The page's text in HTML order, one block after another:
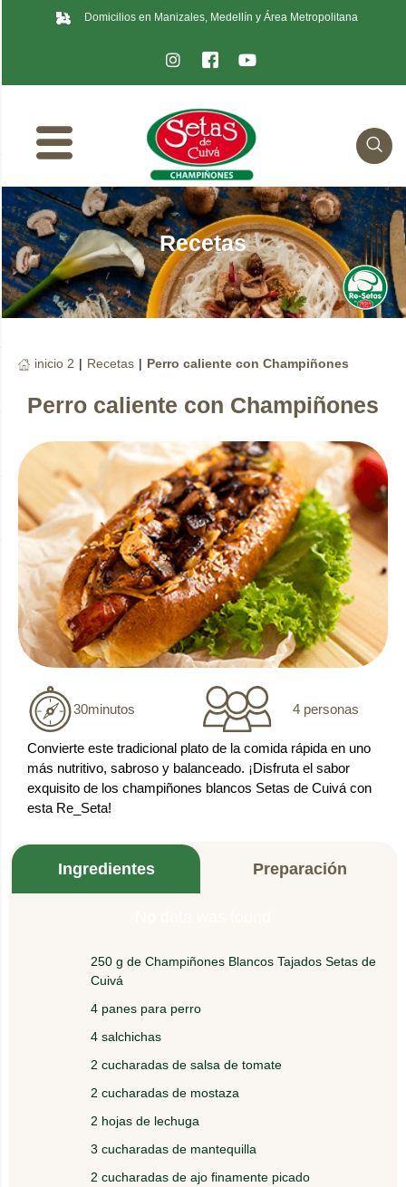
Domicilios en Manizales, Medellín y Área Metropolitana
Recetas
inicio 2 | Recetas | Perro caliente con Champiñones
Perro caliente con Champiñones
30minutos 4 personas
Convierte este tradicional plato de la comida rápida en uno
más nutritivo, sabroso y balanceado. ¡Disfruta el sabor
exquisito de los champiñones blancos Setas de Cuivá con
esta Re_Seta!
Ingredientes Preparación
250 g de Champiñones Blancos Tajados Setas de
Cuivá
4 panes para perro
4 salchichas
2 cucharadas de salsa de tomate
2 cucharadas de mostaza
2 hojas de lechuga
3 cucharadas de mantequilla
2 cucharadas de ajo finamente picado
Abra los panes y póngalos en el horno por dos
Cocine las salchichas en agua hirviendo durante 3
minutos.
los Champiñones durante 3 minutos.